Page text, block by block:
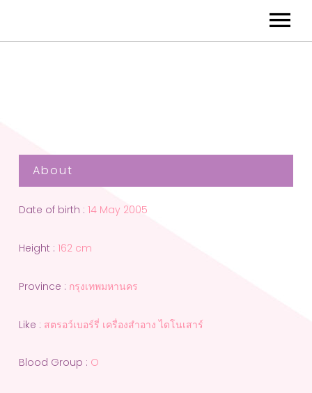
About
Date of birth : 14 May 2005
Height : 162 cm
Province : กรุงเทพมหานคร
Like : สตรอว์เบอร์รี่ เครื่องสำอาง ไดโนเสาร์
Blood Group : O